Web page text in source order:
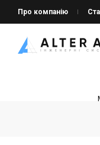
Про компанію